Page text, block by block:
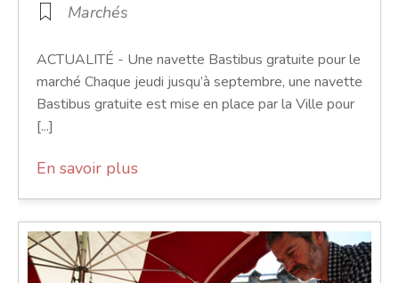
Marchés
ACTUALITÉ - Une navette Bastibus gratuite pour le
marché Chaque jeudi jusqu’à septembre, une navette
Bastibus gratuite est mise en place par la Ville pour
[...]
En savoir plus